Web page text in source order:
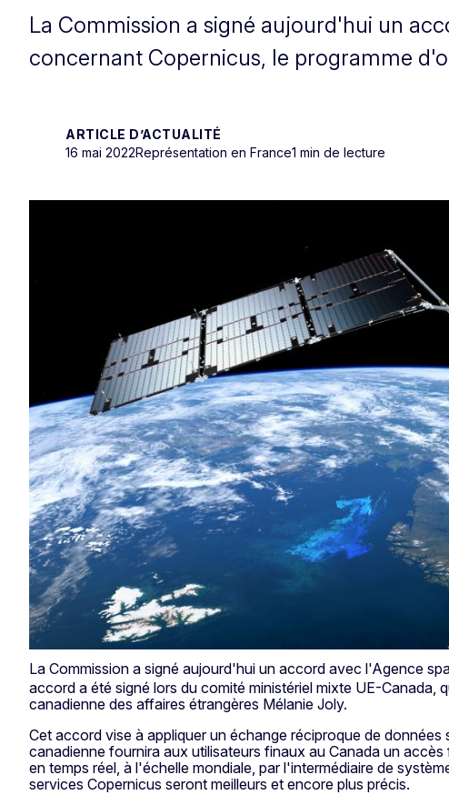
La Commission a signé aujourd'hui un
concernant Copernicus, le programme
ARTICLE D’ACTUALITÉ
16 mai 2022Représentation en France1 min de lecture
La Commission a signé aujourd'hui un accord avec l'Agence
accord a été signé lors du comité ministériel mixte UE-Canada,
canadienne des affaires étrangères Mélanie Joly.
Cet accord vise à appliquer un échange réciproque de
canadienne fournira aux utilisateurs finaux au Canada un
en temps réel, à l'échelle mondiale, par l'intermédiaire de
services Copernicus seront meilleurs et encore plus précis.